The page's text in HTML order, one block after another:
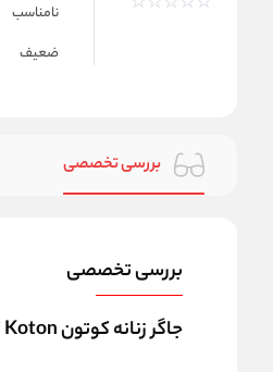
نامناسب
ضعیف
بررسی تخصصی
بررسی تخصصی
جاگر زنانه کوتون Koton کد 6WAK40071NK